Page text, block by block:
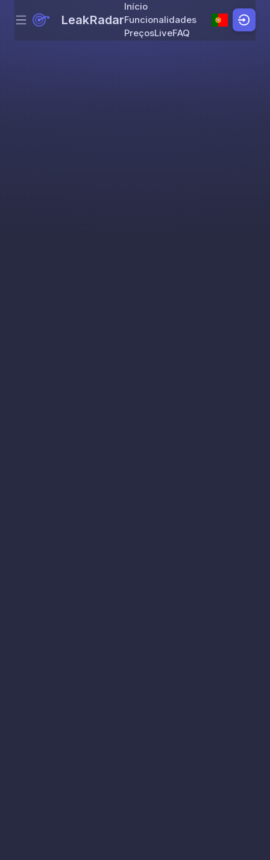
Skip to content
Menu LeakRadar
Início
Funcionalidades
PreçosLiveFAQ